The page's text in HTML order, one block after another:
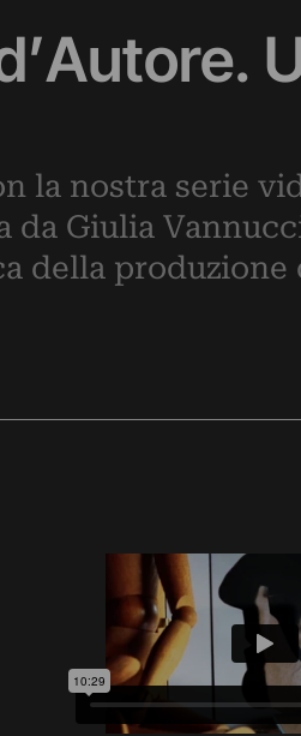
la nostra serie
da Giulia
della